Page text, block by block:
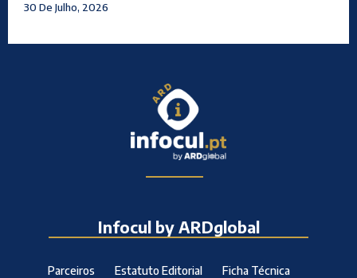
30 De Julho, 2026
Infocul by ARDglobal
Parceiros Estatuto Editorial Ficha Técnica